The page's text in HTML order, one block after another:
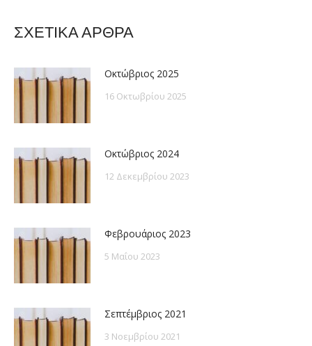
ΣΧΕΤΙΚΑ ΑΡΘΡΑ
Οκτώβριος 2025
16 Οκτωβρίου 2025
Οκτώβριος 2024
12 Δεκεμβρίου 2023
Φεβρουάριος 2023
5 Μαΐου 2023
Σεπτέμβριος 2021
3 Νοεμβρίου 2021